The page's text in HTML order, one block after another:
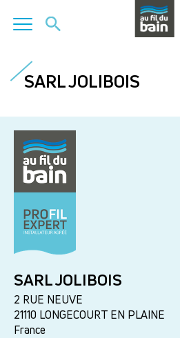
contenuSARL JOLIBOIS
SARL JOLIBOIS
2 RUE NEUVE
21110 LONGECOURT EN PLAINE
France